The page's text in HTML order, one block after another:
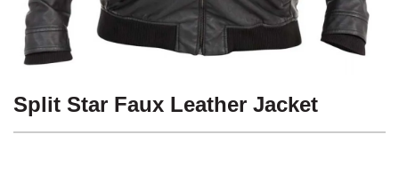
Split Star Faux Leather Jacket